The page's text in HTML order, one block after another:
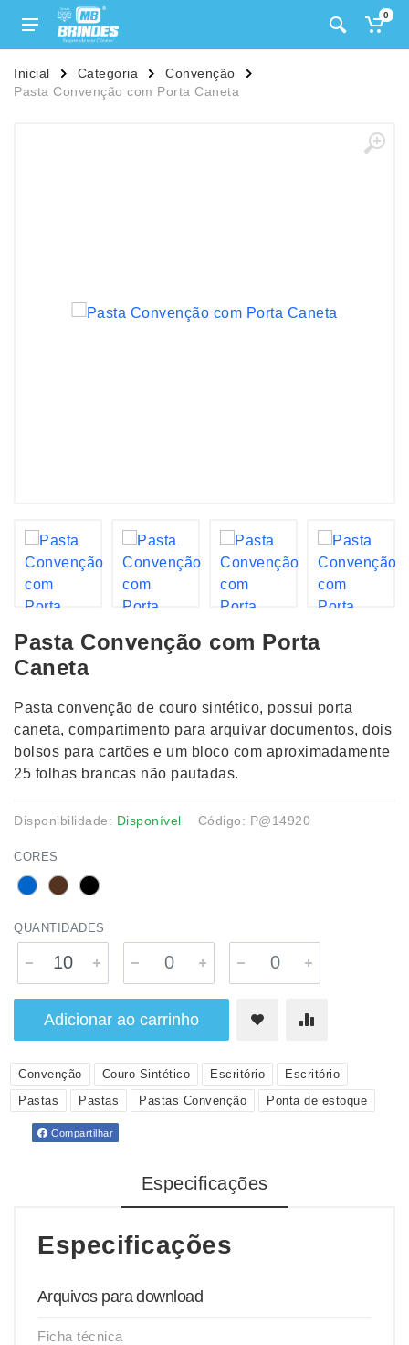
0
Inicial Categoria
Convenção
Pasta Convenção com Porta Caneta
Pasta Convenção com Porta
Caneta
Pasta convenção de couro sintético, possui porta
caneta, compartimento para arquivar documentos, dois
bolsos para cartões e um bloco com aproximadamente
25 folhas brancas não pautadas.
Disponibilidade: Disponível Código: P@14920
CORES
QUANTIDADES
Adicionar ao carrinho
Convenção Couro Sintético Escritório
Escritório
Pastas
Pastas Pastas Convenção Ponta de estoque
Compartilhar
Especificações
Especificações
Arquivos para download
Ficha técnica